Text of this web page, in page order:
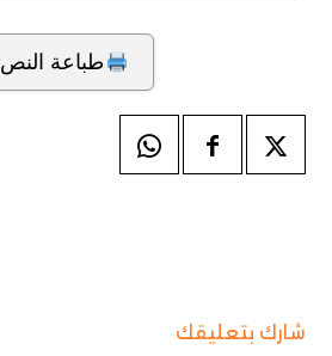
طباعة النص
شارك بتعليقك